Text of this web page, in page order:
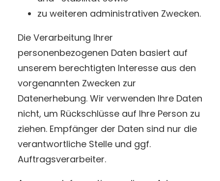
zu weiteren administrativen Zwecken.
Die Verarbeitung Ihrer
personenbezogenen Daten basiert auf
unserem berechtigten Interesse aus den
vorgenannten Zwecken zur
Datenerhebung. Wir verwenden Ihre Daten
nicht, um Rückschlüsse auf Ihre Person zu
ziehen. Empfänger der Daten sind nur die
verantwortliche Stelle und ggf.
Auftragsverarbeiter.